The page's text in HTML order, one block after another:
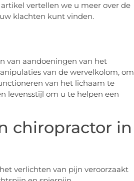
vertellen we u meer over de
klachten kunt vinden.
van aandoeningen van het
van de wervelkolom, om
van het lichaam te
levensstijl om u te helpen een
chiropractor in
verlichten van pijn veroorzaakt